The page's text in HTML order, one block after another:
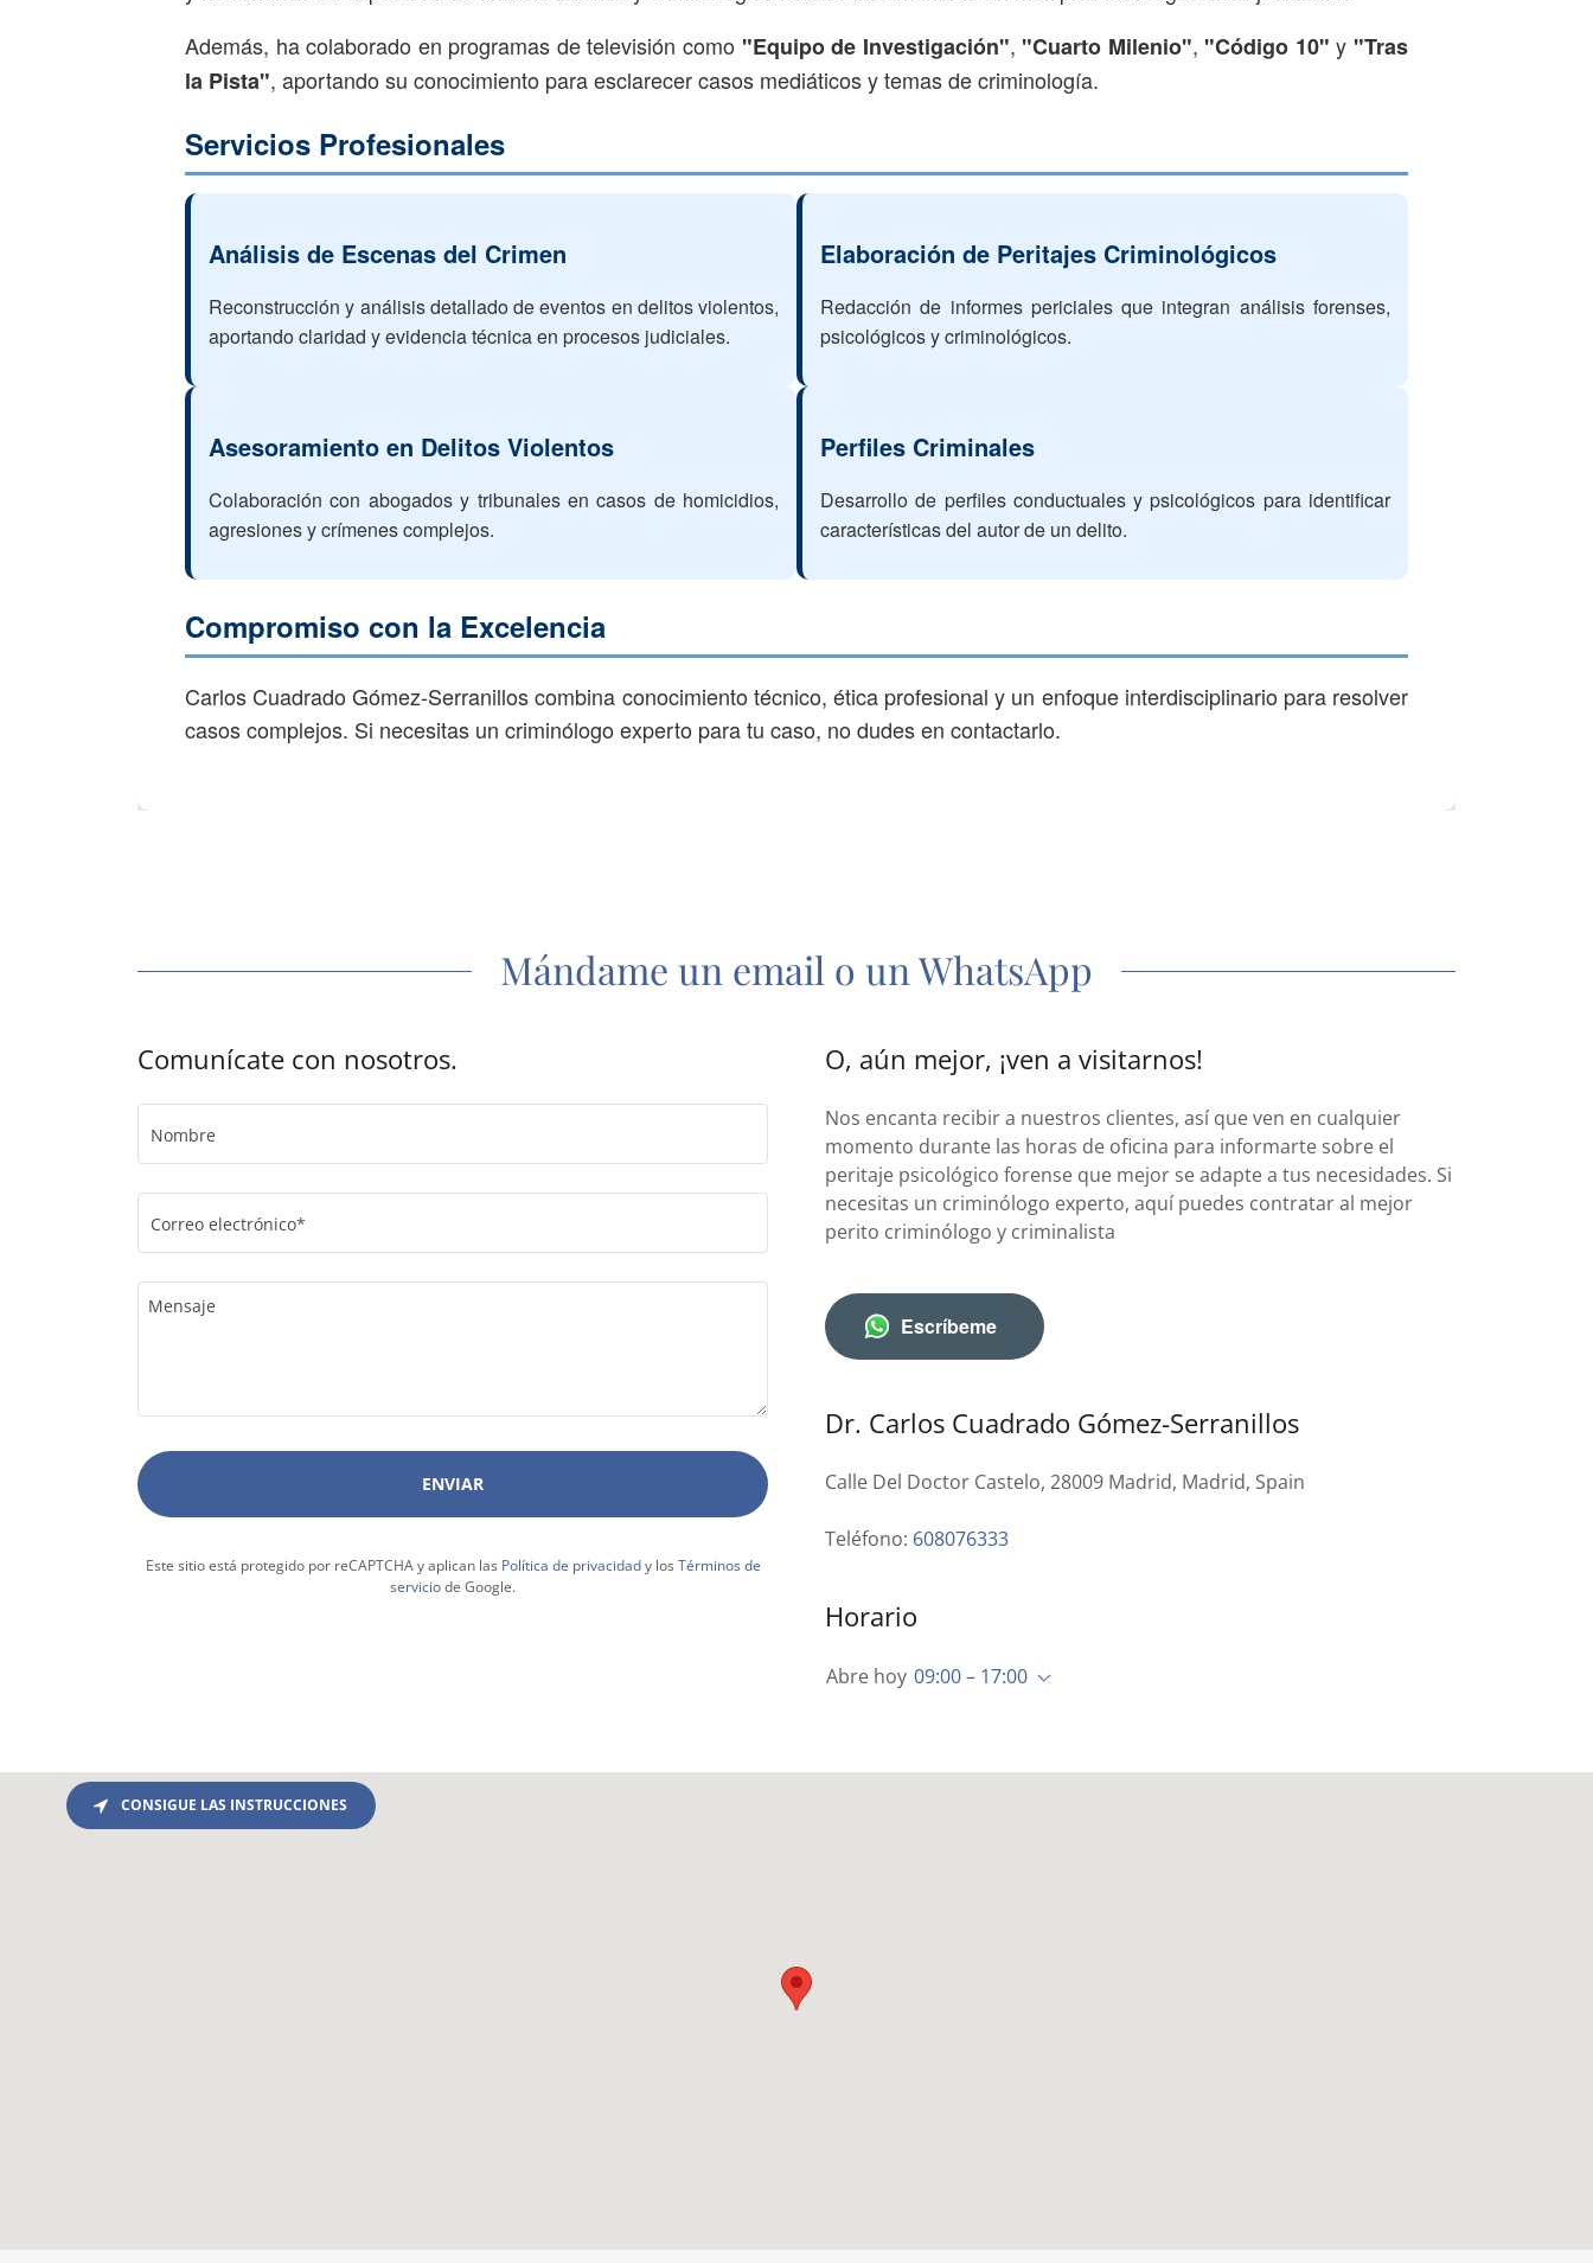
Mándame un email o un WhatsApp
Comunícate con nosotros.
Nombre
Correo electrónico*
ENVIAR
Este sitio está protegido por reCAPTCHA y aplican las Política de privacidady los Términos de
serviciode Google.
O, aún mejor, ¡ven a visitarnos!
Nos encanta recibir a nuestros clientes, así que ven en cualquier
momento durante las horas de oficina para informarte sobre el
peritaje psicológico forense que mejor se adapte a tus necesidades. Si
necesitas un criminólogo experto, aquí puedes contratar al mejor
perito criminólogo y criminalista
Escríbeme
Dr. Carlos Cuadrado Gómez-Serranillos
Calle Del Doctor Castelo, 28009 Madrid, Madrid, Spain
Teléfono: 608076333
Horario
Abre hoy 09:00 – 17:00
CONSIGUE LAS INSTRUCCIONES